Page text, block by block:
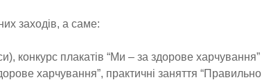
заходів, а саме:
конкурс плакатів “Ми – за здорове харчування”
харчування”, практичні заняття “Правильно